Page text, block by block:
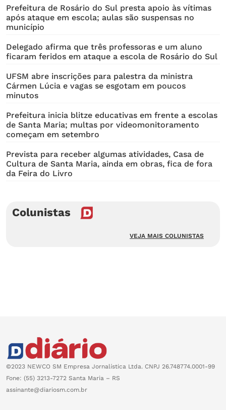
Prefeitura de Rosário do Sul presta apoio às vítimas
após ataque em escola; aulas são suspensas no
município
Delegado afirma que três professoras e um aluno
ficaram feridos em ataque a escola de Rosário do Sul
UFSM abre inscrições para palestra da ministra
Cármen Lúcia e vagas se esgotam em poucos
minutos
Prefeitura inicia blitze educativas em frente a escolas
de Santa Maria; multas por videomonitoramento
começam em setembro
Prevista para receber algumas atividades, Casa de
Cultura de Santa Maria, ainda em obras, fica de fora
da Feira do Livro
Colunistas
VEJA MAIS COLUNISTAS
©2023 NEWCO SM Empresa Jornalística Ltda. CNPJ 26.748774.0001-99
Fone: (55) 3213-7272 Santa Maria – RS
assinante@diariosm.com.br